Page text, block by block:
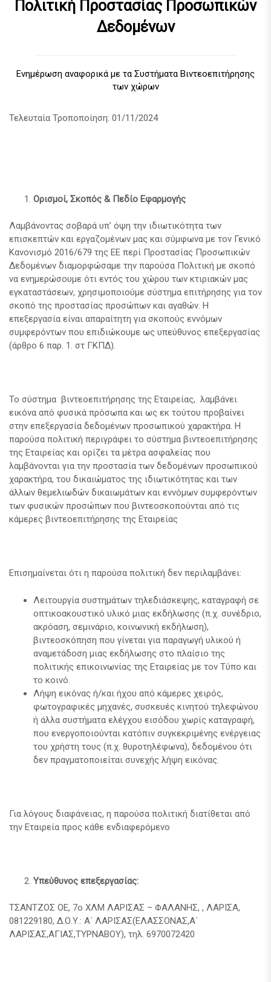
Πολιτική Προστασίας Προσωπικών
Δεδομένων
Ενημέρωση αναφορικά με τα Συστήματα Βιντεοεπιτήρησης
των χώρων
Τελευταία Τροποποίηση: 01/11/2024
Ορισμοί, Σκοπός & Πεδίο Εφαρμογής
Λαμβάνοντας σοβαρά υπ’ όψη την ιδιωτικότητα των
επισκεπτών και εργαζομένων μας και σύμφωνα με τον Γενικό
Κανονισμό 2016/679 της ΕΕ περί Προστασίας Προσωπικών
Δεδομένων διαμορφώσαμε την παρούσα Πολιτική με σκοπό
να ενημερώσουμε ότι εντός του χώρου των κτιριακών μας
εγκαταστάσεων, χρησιμοποιούμε σύστημα επιτήρησης για τον
σκοπό της προστασίας προσώπων και αγαθών. Η
επεξεργασία είναι απαραίτητη για σκοπούς εννόμων
συμφερόντων που επιδιώκουμε ως υπεύθυνος επεξεργασίας
(άρθρο 6 παρ. 1. στ ΓΚΠΔ).
Το σύστημα βιντεοεπιτήρησης της Εταιρείας, λαμβάνει
εικόνα από φυσικά πρόσωπα και ως εκ τούτου προβαίνει
στην επεξεργασία δεδομένων προσωπικού χαρακτήρα. Η
παρούσα πολιτική περιγράφει το σύστημα βιντεοεπιτήρησης
της Εταιρείας και ορίζει τα μέτρα ασφαλείας που
λαμβάνονται για την προστασία των δεδομένων προσωπικού
χαρακτήρα, του δικαιώματος της ιδιωτικότητας και των
άλλων θεμελιωδών δικαιωμάτων και εννόμων συμφερόντων
των φυσικών προσώπων που βιντεοσκοπούνται από τις
κάμερες βιντεοεπιτήρησης της Εταιρείας
Επισημαίνεται ότι η παρούσα πολιτική δεν περιλαμβάνει:
Λειτουργία συστημάτων τηλεδιάσκεψης, καταγραφή σε
οπτικοακουστικό υλικό μιας εκδήλωσης (π.χ. συνέδριο,
ακρόαση, σεμινάριο, κοινωνική εκδήλωση),
βιντεοσκόπηση που γίνεται για παραγωγή υλικού ή
αναμετάδοση μιας εκδήλωσης στο πλαίσιο της
πολιτικής επικοινωνίας της Εταιρείας με τον Τύπο και
το κοινό.
Λήψη εικόνας ή/και ήχου από κάμερες χειρός,
φωτογραφικές μηχανές, συσκευές κινητού τηλεφώνου
ή άλλα συστήματα ελέγχου εισόδου χωρίς καταγραφή,
που ενεργοποιούνται κατόπιν συγκεκριμένης ενέργειας
του χρήστη τους (π.χ. θυροτηλέφωνα), δεδομένου ότι
δεν πραγματοποιείται συνεχής λήψη εικόνας.
Για λόγους διαφάνειας, η παρούσα πολιτική διατίθεται από
την Εταιρεία προς κάθε ενδιαφερόμενο
Υπεύθυνος επεξεργασίας:
ΤΣΑΝΤΖΟΣ ΟΕ, 7ο ΧΛΜ ΛΑΡΙΣΑΣ – ΦΑΛΑΝΗΣ, , ΛΑΡΙΣΑ,
081229180, Δ.Ο.Υ.: Α΄ ΛΑΡΙΣΑΣ(ΕΛΑΣΣΟΝΑΣ,Α΄
ΛΑΡΙΣΑΣ,ΑΓΙΑΣ,ΤΥΡΝΑΒΟΥ), τηλ. 6970072420